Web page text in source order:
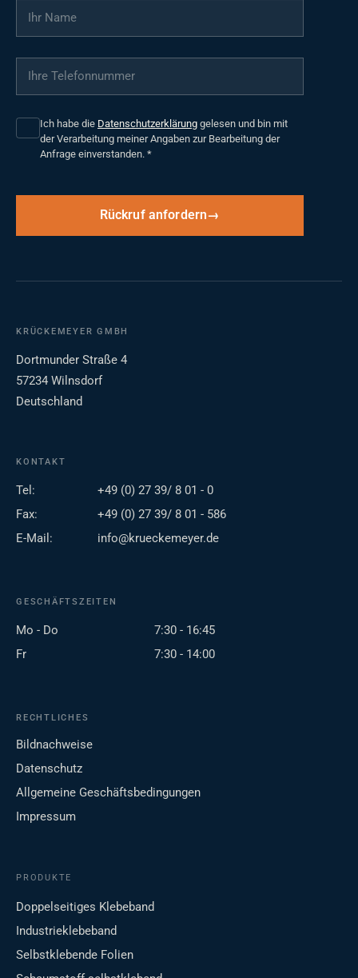
Ihr Name
Ihre Telefonnummer
Ich habe die Datenschutzerklärung gelesen und bin mit
der Verarbeitung meiner Angaben zur Bearbeitung der
Anfrage einverstanden. *
Rückruf anfordern
KRÜCKEMEYER GMBH
Dortmunder Straße 4
57234 Wilnsdorf
Deutschland
KONTAKT
Tel:
+49 (0) 27 39/ 8 01 - 0
Fax:
+49 (0) 27 39/ 8 01 - 586
E-Mail:
info@krueckemeyer.de
GESCHÄFTSZEITEN
Mo - Do
7:30 - 16:45
Fr
7:30 - 14:00
RECHTLICHES
Bildnachweise
Datenschutz
Allgemeine Geschäftsbedingungen
Impressum
PRODUKTE
Doppelseitiges Klebeband
Industrieklebeband
Selbstklebende Folien